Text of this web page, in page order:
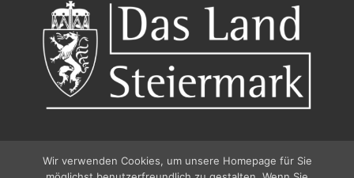
Wir verwenden Cookies, um unsere Homepage für Sie